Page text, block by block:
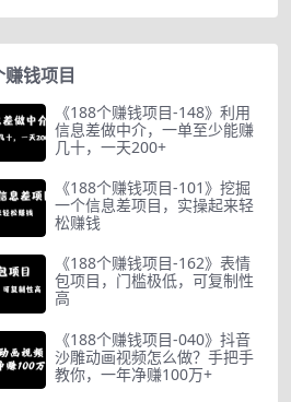
赚钱项目
《188个赚钱项目-148》利用
信息差做中介，一单至少能赚
几十，一天200+
《188个赚钱项目-101》挖掘
一个信息差项目，实操起来轻
松赚钱
《188个赚钱项目-162》表情
包项目，门槛极低，可复制性
高
《188个赚钱项目-040》抖音
沙雕动画视频怎么做？手把手
教你，一年净赚100万+